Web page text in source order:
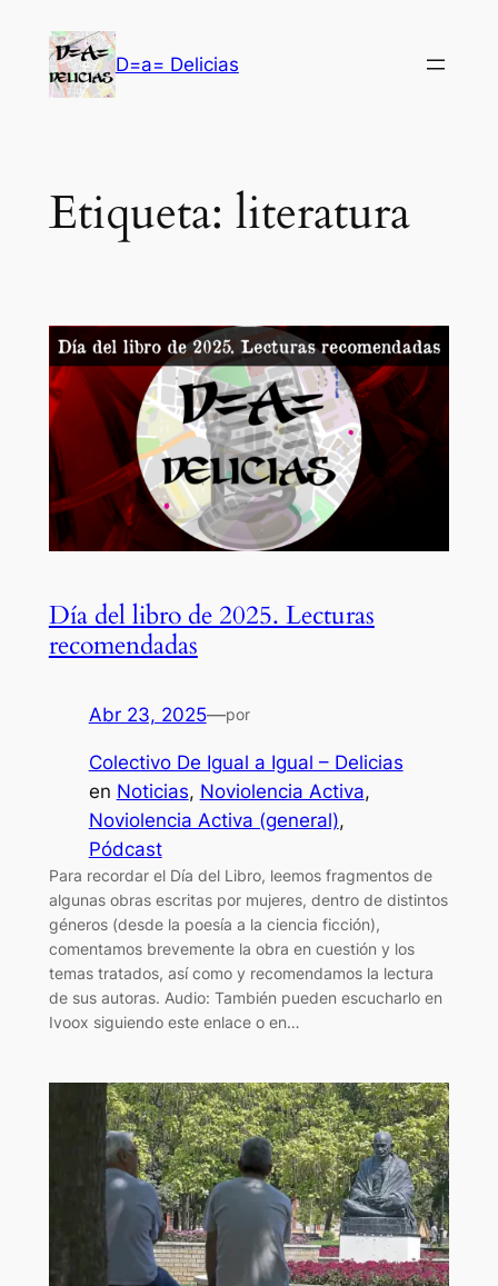
contenido
D=a= Delicias
Etiqueta: literatura
Día del libro de 2025. Lecturas
recomendadas
Abr 23, 2025—por
Colectivo De Igual a Igual – Delicias
en Noticias, Noviolencia Activa
Noviolencia Activa (general)
Pódcast
Para recordar el Día del Libro, leemos fragmentos de
algunas obras escritas por mujeres, dentro de distintos
géneros (desde la poesía a la ciencia ficción),
comentamos brevemente la obra en cuestión y los
temas tratados, así como y recomendamos la lectura
de sus autoras. Audio: También pueden escucharlo en
Ivoox siguiendo este enlace o en…